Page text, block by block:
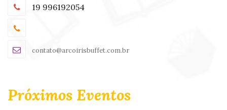
19 996192054
contato@arcoirisbuffet.com.br
Próximos Eventos